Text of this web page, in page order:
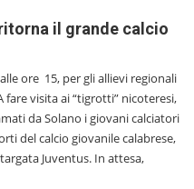
il grande calcio
ore 15, per gli allievi regionali
visita ai “tigrotti” nicoteresi,
da Solano i giovani calciatori
del calcio giovanile calabrese,
Juventus. In attesa,